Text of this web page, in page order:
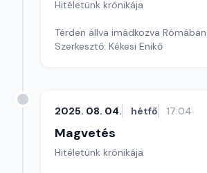
Hitéletünk krónikája
Térden állva imádkozva
Szerkesztő: Kékesi Enikő
2025. 08. 04. hétfő 17:04
Magvetés
Hitéletünk krónikája